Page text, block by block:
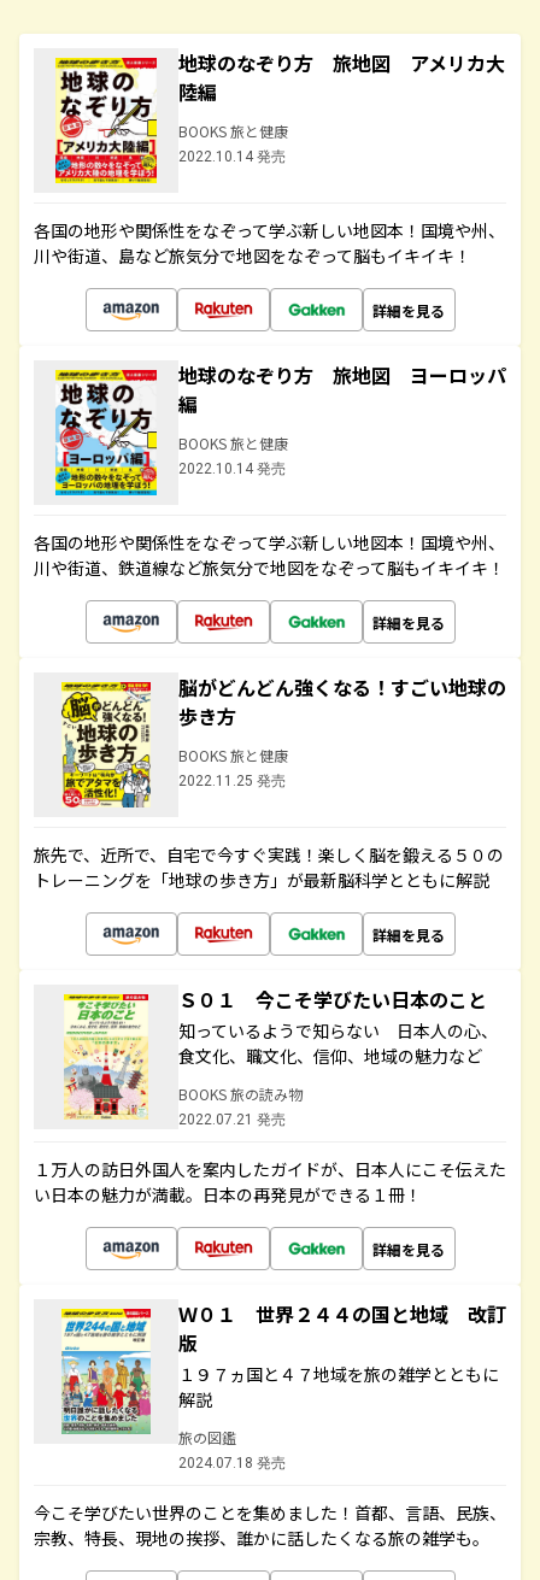
地球のなぞり方 旅地図 アメリカ大
陸編
BOOKS 旅と健康
2022.10.14 発売
各国の地形や関係性をなぞって学ぶ新しい地図本！国境や州、
川や街道、島など旅気分で地図をなぞって脳もイキイキ！
詳細を見る
地球のなぞり方 旅地図 ヨーロッパ
編
BOOKS 旅と健康
2022.10.14 発売
各国の地形や関係性をなぞって学ぶ新しい地図本！国境や州、
川や街道、鉄道線など旅気分で地図をなぞって脳もイキイキ！
詳細を見る
脳がどんどん強くなる！すごい地球の
歩き方
BOOKS 旅と健康
2022.11.25 発売
旅先で、近所で、自宅で今すぐ実践！楽しく脳を鍛える５０の
トレーニングを「地球の歩き方」が最新脳科学とともに解説
詳細を見る
Ｓ０１ 今こそ学びたい日本のこと
知っているようで知らない 日本人の心、
食文化、職文化、信仰、地域の魅力など
BOOKS 旅の読み物
2022.07.21 発売
１万人の訪日外国人を案内したガイドが、日本人にこそ伝えた
い日本の魅力が満載。日本の再発見ができる１冊！
詳細を見る
Ｗ０１ 世界２４４の国と地域 改訂
版
１９７ヵ国と４７地域を旅の雑学とともに
解説
旅の図鑑
2024.07.18 発売
今こそ学びたい世界のことを集めました！首都、言語、民族、
宗教、特長、現地の挨拶、誰かに話したくなる旅の雑学も。